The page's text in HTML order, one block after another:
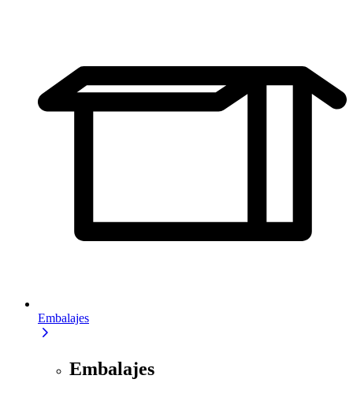
Embalajes
Embalajes